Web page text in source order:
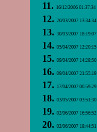
11. 16/12/2006 01:37:34
12. 20/03/2007 13:34:34
13. 30/03/2007 18:19:07
14. 05/04/2007 12:20:15
15. 09/04/2007 14:28:50
16. 09/04/2007 21:55:19
17. 17/04/2007 00:59:29
18. 03/05/2007 03:51:30
19. 02/06/2007 16:56:52
20. 02/06/2007 18:44:51